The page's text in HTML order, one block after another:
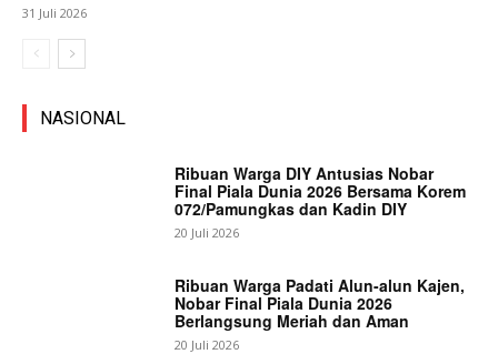
31 Juli 2026
NASIONAL
Ribuan Warga DIY Antusias Nobar
Final Piala Dunia 2026 Bersama Korem
072/Pamungkas dan Kadin DIY
20 Juli 2026
Ribuan Warga Padati Alun-alun Kajen,
Nobar Final Piala Dunia 2026
Berlangsung Meriah dan Aman
20 Juli 2026